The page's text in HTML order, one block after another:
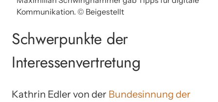
Kommunikation. © Beigestellt
Schwerpunkte der
Interessenvertretung
Kathrin Edler von der Bundesinnung der